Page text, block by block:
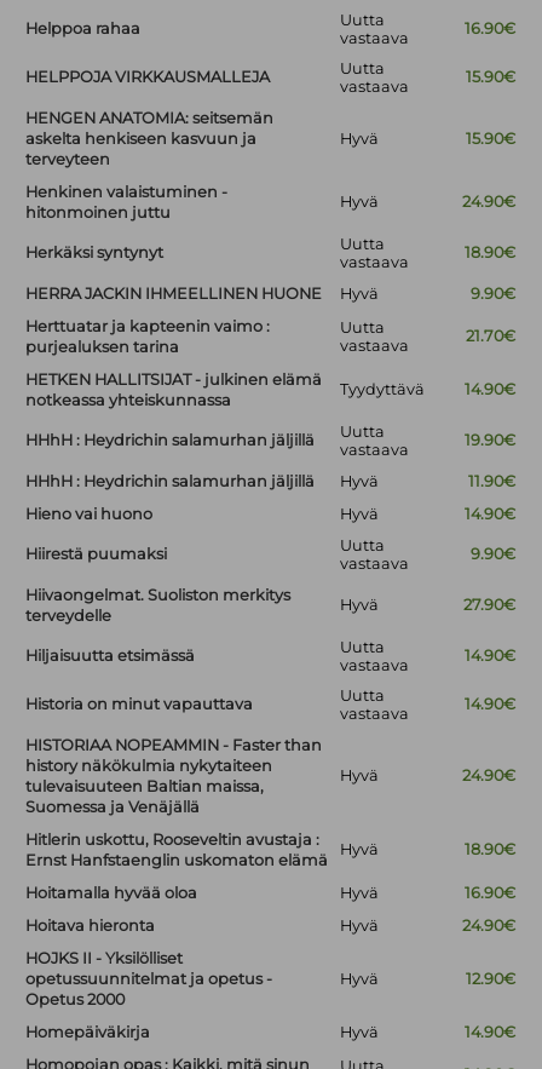
Helppoa rahaa
Uutta
vastaava
16.90€
HELPPOJA VIRKKAUSMALLEJA
Uutta
vastaava
15.90€
HENGEN ANATOMIA: seitsemän
askelta henkiseen kasvuun ja
terveyteen
Hyvä 15.90€
Henkinen valaistuminen -
hitonmoinen juttu
Hyvä 24.90€
Herkäksi syntynyt
Uutta
vastaava
18.90€
HERRA JACKIN IHMEELLINEN HUONE Hyvä
9.90€
Herttuatar ja kapteenin vaimo :
purjealuksen tarina
Uutta
vastaava
21.70€
HETKEN HALLITSIJAT - julkinen elämä
notkeassa yhteiskunnassa
Tyydyttävä 14.90€
HHhH : Heydrichin salamurhan jäljillä
Uutta
vastaava
19.90€
HHhH : Heydrichin salamurhan jäljillä Hyvä
11.90€
Hieno vai huono
Hyvä 14.90€
Hiirestä puumaksi
Uutta
vastaava
9.90€
Hiivaongelmat. Suoliston merkitys
terveydelle
Hyvä 27.90€
Hiljaisuutta etsimässä
Uutta
vastaava
14.90€
Historia on minut vapauttava
Uutta
vastaava
14.90€
HISTORIAA NOPEAMMIN - Faster than
history näkökulmia nykytaiteen
tulevaisuuteen Baltian maissa,
Suomessa ja Venäjällä
Hyvä 24.90€
Hitlerin uskottu, Rooseveltin avustaja :
Ernst Hanfstaenglin uskomaton elämä
Hyvä 18.90€
Hoitamalla hyvää oloa Hyvä
16.90€
Hoitava hieronta
Hyvä
24.90€
HOJKS II - Yksilölliset
opetussuunnitelmat ja opetus -
Opetus 2000
Hyvä 12.90€
Homepäiväkirja Hyvä
14.90€
Homopojan opas : Kaikki, mitä sinun